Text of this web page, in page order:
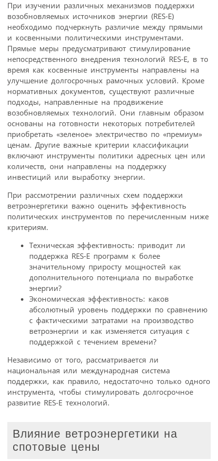
При изучении различных механизмов поддержки
возобновляемых источников энергии (RES-E)
необходимо подчеркнуть различие между прямыми
и косвенными политическими инструментами.
Прямые меры предусматривают стимулирование
непосредственного внедрения технологий RES-E, в то
время как косвенные инструменты направлены на
улучшение долгосрочных рамочных условий. Кроме
нормативных документов, существуют различные
подходы, направленные на продвижение
возобновляемых технологий. Они главным образом
основаны на готовности некоторых потребителей
приобретать «зеленое» электричество по «премиум»
ценам. Другие важные критерии классификации
включают инструменты политики адресных цен или
количеств, они направлены на поддержку
инвестиций или выработку энергии.
При рассмотрении различных схем поддержки
ветроэнергетики важно оценить эффективность
политических инструментов по перечисленным ниже
критериям.
Техническая эффективность: приводит ли
поддержка RES-E программ к более
значительному приросту мощностей как
дополнительного потенциала по выработке
энергии?
Экономическая эффективность: каков
абсолютный уровень поддержки по сравнению
с фактическими затратами на производство
ветроэнергии и как изменяется ситуация с
поддержкой с течением времени?
Независимо от того, рассматривается ли
национальная или между­народная система
поддержки, как правило, недостаточно только одного
инструмента, чтобы стимулировать долгосрочное
развитие RES-E технологий.
Влияние ветроэнергетики на
спотовые цены